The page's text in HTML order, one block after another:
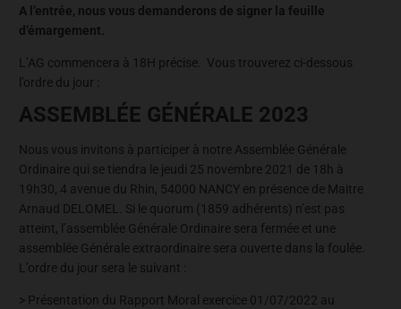
A l’entrée, nous vous demanderons de signer la feuille
d’émargement.
L’AG commencera à 18H précise. Vous trouverez ci-dessous
l’ordre du jour :
ASSEMBLÉE GÉNÉRALE 2023
Nous vous invitons à participer à notre Assemblée Générale
Ordinaire qui se tiendra le jeudi 25 novembre 2021 de 18h à
19h30, 4 avenue du Rhin, 54000 NANCY en présence de Maitre
Arnaud DELOMEL. Si le quorum (1859 adhérents) n’est pas
atteint, l’assemblée Générale Ordinaire sera fermée et une
assemblée Générale extraordinaire sera ouverte dans la foulée.
L’ordre du jour sera le suivant :
> Présentation du Rapport Moral exercice 01/07/2022 au